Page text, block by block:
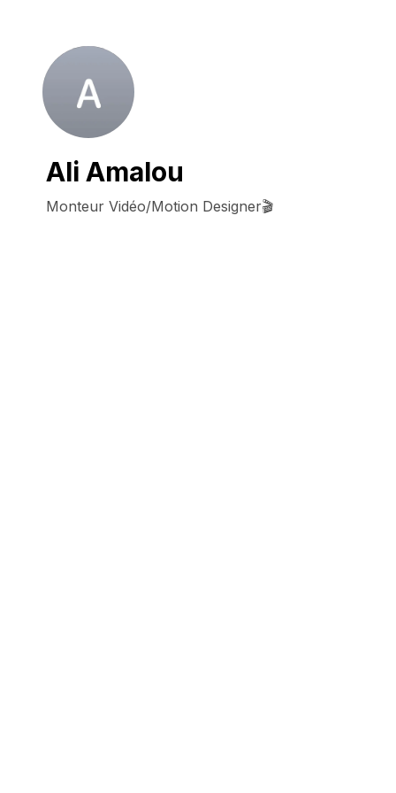
Ali Amalou
Monteur Vidéo/Motion Designer🎬